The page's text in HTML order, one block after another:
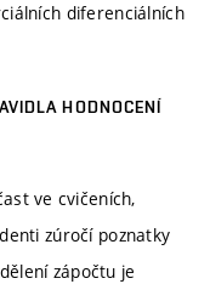
diferenciálních
HODNOCENÍ
ve cvičeních,
zúročí poznatky
zápočtu je